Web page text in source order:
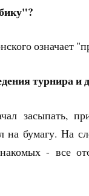
означает
турнира и
засыпать,
на бумагу. На
- все